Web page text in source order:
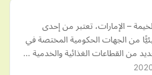
– الإمارات، تعتبر من إحدى
من الجهات الحكومية المختصة في
من القطاعات الغذائية والخدمية …